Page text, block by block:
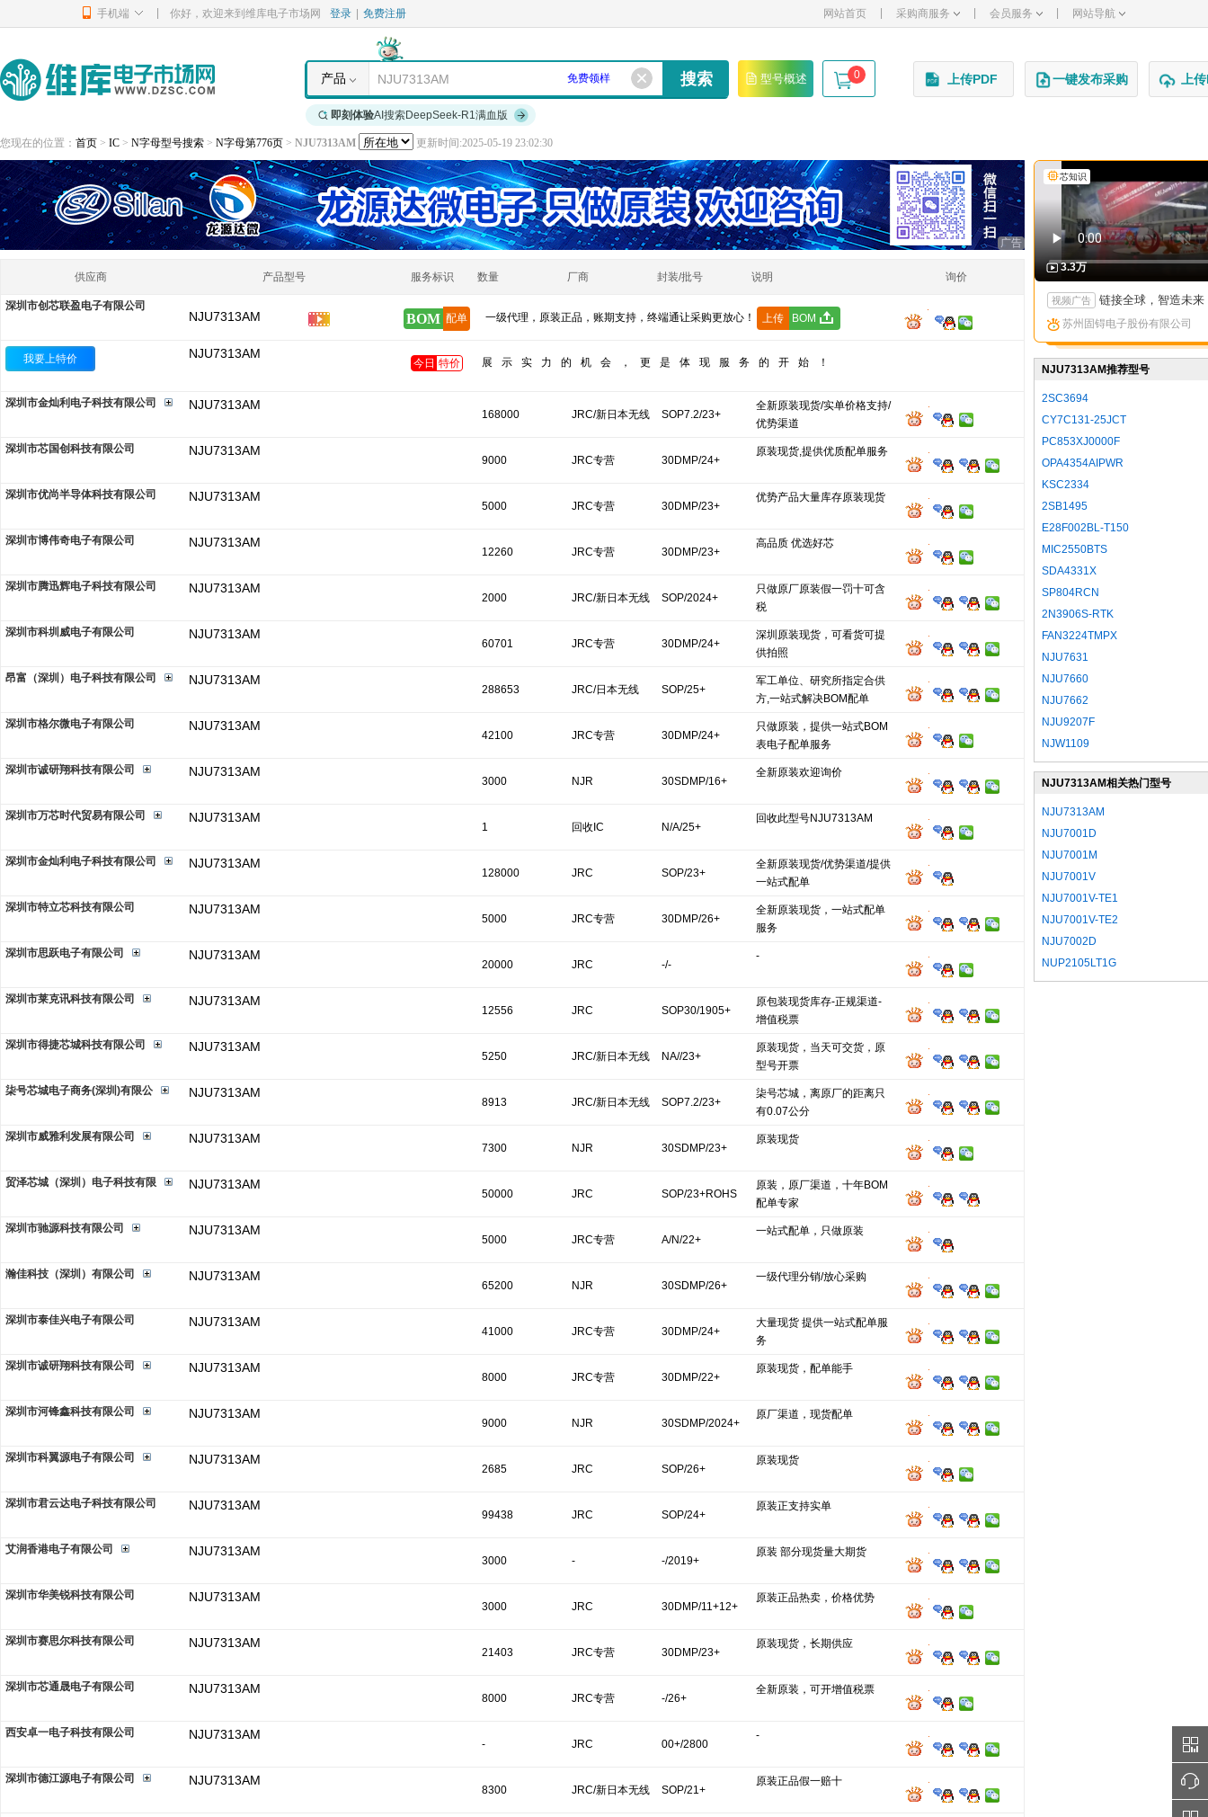
手机端 你好，欢迎来到维库电子市场网 登录 免费注册 网站首页 采购商服务 会员服务 网站导航
产品 免费领样 型号概述 0
即刻体验AI搜索DeepSeek-R1满血版
上传PDF 一键发布采购 上
您现在的位置： 首页 > IC > N字母型号搜索 > N字母第776页 > NJU7313AM 更新时间:2025-05-19 23:02:30
广告
供应商 产品型号 服务标识 数量 厂商 封装/批号 说明 询价
深圳市创芯联盈电子有限公司
NJU7313AM BOM 配单 一级代理，原装正品，账期支持，终端通让采购更放心！ 上传 BOM
我要上特价 NJU7313AM
今日 特价 展示实力的机会，更是体现服务的开始！
深圳市金灿利电子科技有限公司 NJU7313AM
168000 JRC/新日本无线 SOP7.2/23+
全新原装现货/实单价格支持/
优势渠道
深圳市芯国创科技有限公司
NJU7313AM
9000 JRC专营 30DMP/24+
原装现货,提供优质配单服务
深圳市优尚半导体科技有限公司 NJU7313AM
5000 JRC专营 30DMP/23+
优势产品大量库存原装现货
深圳市博伟奇电子有限公司 NJU7313AM
12260 JRC专营 30DMP/23+
高品质 优选好芯
深圳市腾迅辉电子科技有限公司 NJU7313AM
2000 JRC/新日本无线 SOP/2024+
只做原厂原装假一罚十可含
税
深圳市科圳威电子有限公司
NJU7313AM
60701 JRC专营 30DMP/24+
深圳原装现货，可看货可提
供拍照
昂富（深圳）电子科技有限公司
NJU7313AM
288653 JRC/日本无线 SOP/25+
军工单位、研究所指定合供
方,一站式解决BOM配单
深圳市格尔微电子有限公司
NJU7313AM
42100 JRC专营 30DMP/24+
只做原装，提供一站式BOM
表电子配单服务
深圳市诚研翔科技有限公司
NJU7313AM
3000 NJR
Corporation/NJR
30SDMP/16+
全新原装欢迎询价
深圳市万芯时代贸易有限公司 NJU7313AM
1 回收IC N/A/25+
回收此型号NJU7313AM
深圳市金灿利电子科技有限公司 NJU7313AM
128000 JRC SOP/23+
全新原装现货/优势渠道/提供
一站式配单
深圳市特立芯科技有限公司
NJU7313AM
5000 JRC专营 30DMP/26+
全新原装现货，一站式配单
服务
深圳市思跃电子有限公司
NJU7313AM
20000 JRC -/-
-
深圳市莱克讯科技有限公司 NJU7313AM
12556 JRC SOP30/1905+
原包装现货库存-正规渠道-
增值税票
深圳市得捷芯城科技有限公司
NJU7313AM
5250 JRC/新日本无线 NA//23+
原装现货，当天可交货，原
型号开票
柒号芯城电子商务(深圳)有限公
NJU7313AM
8913 JRC/新日本无线 SOP7.2/23+
柒号芯城，离原厂的距离只
有0.07公分
深圳市威雅利发展有限公司
NJU7313AM
7300 NJR 30SDMP/23+
原装现货
贸泽芯城（深圳）电子科技有限 NJU7313AM
50000 JRC SOP/23+ROHS
原装，原厂渠道，十年BOM
配单专家
深圳市驰源科技有限公司
NJU7313AM
5000 JRC专营 A/N/22+
一站式配单，只做原装
瀚佳科技（深圳）有限公司 NJU7313AM
65200 NJR
Corporation/NJR
30SDMP/26+
一级代理分销/放心采购
深圳市泰佳兴电子有限公司 NJU7313AM
41000 JRC专营 30DMP/24+
大量现货 提供一站式配单服
务
深圳市诚研翔科技有限公司
NJU7313AM
8000 JRC专营 30DMP/22+
原装现货，配单能手
深圳市河锋鑫科技有限公司 NJU7313AM
9000 NJR 30SDMP/2024+
原厂渠道，现货配单
深圳市科翼源电子有限公司 NJU7313AM
2685 JRC SOP/26+
原装现货
深圳市君云达电子科技有限公司 NJU7313AM
99438 JRC SOP/24+
原装正支持实单
艾润香港电子有限公司 NJU7313AM
3000 - -/2019+
原装 部分现货量大期货
深圳市华美锐科技有限公司 NJU7313AM
3000 JRC 30DMP/11+12+
原装正品热卖，价格优势
深圳市赛思尔科技有限公司 NJU7313AM
21403 JRC专营 30DMP/23+
原装现货，长期供应
深圳市芯通晟电子有限公司 NJU7313AM
8000 JRC专营 -/26+
全新原装，可开增值税票
西安卓一电子科技有限公司 NJU7313AM
- JRC 00+/2800
-
深圳市德江源电子有限公司 NJU7313AM
8300 JRC/新日本无线 SOP/21+
原装正品假一赔十
芯知识
3.3万
视频广告 链接全球，智造未来：苏州固锝以创新矩阵亮相国际高端产
苏州固锝电子股份有限公司
NJU7313AM推荐型号
2SC3694
CY7C131-25JCT
PC853XJ0000F
OPA4354AIPWR
KSC2334
2SB1495
E28F002BL-T150
MIC2550BTS
SDA4331X
SP804RCN
2N3906S-RTK
FAN3224TMPX
NJU7631
NJU7660
NJU7662
NJU9207F
NJW1109
NJU7313AM相关热门型号
NJU7313AM
NJU7001D
NJU7001M
NJU7001V
NJU7001V-TE1
NJU7001V-TE2
NJU7002D
NUP2105LT1G